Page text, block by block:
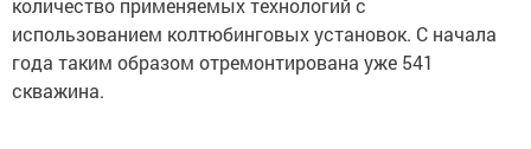
количество применяемых технологий с
использованием колтюбинговых установок. С начала
года таким образом отремонтирована уже 541
скважина.